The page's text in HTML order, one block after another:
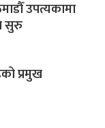
उपत्यकामा
सुरु
प्रमुख